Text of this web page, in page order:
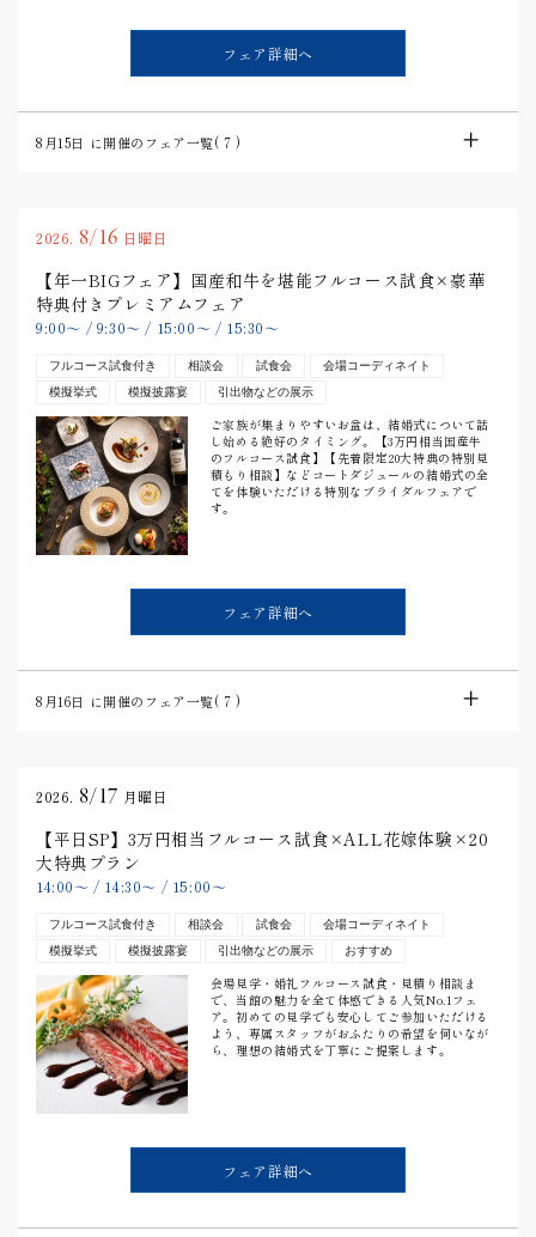
フェア詳細へ
8月15日 に開催のフェア一覧(7 )
2026. 8/16 日曜日
【年一BIGフェア】国産和牛を堪能フルコース試食×豪華
特典付きプレミアムフェア
9:00〜 / 9:30〜 / 15:00〜 / 15:30〜
フルコース試食付き 相談会 試食会
会場コーディネイト
模擬挙式
模擬披露宴 引出物などの展示
ご家族が集まりやすいお盆は、結婚式について話
し始める絶好のタイミング。【3万円相当国産牛
のフルコース試食】【先着限定20大特典の特別見
積もり相談】などコートダジュールの結婚式の全
てを体験いただける特別なブライダルフェアで
す。
フェア詳細へ
8月16日 に開催のフェア一覧(7 )
2026. 8/17 月曜日
【平日SP】3万円相当フルコース試食×ALL花嫁体験×20
大特典プラン
14:00〜 / 14:30〜 / 15:00〜
フルコース試食付き 相談会 試食会
会場コーディネイト
模擬挙式
模擬披露宴 引出物などの展示 おすすめ
会場見学・婚礼フルコース試食・見積り相談ま
で、当館の魅力を全て体感できる人気No.1フェ
ア。初めての見学でも安心してご参加いただける
よう、専属スタッフがおふたりの希望を伺いなが
ら、理想の結婚式を丁寧にご提案します。
フェア詳細へ